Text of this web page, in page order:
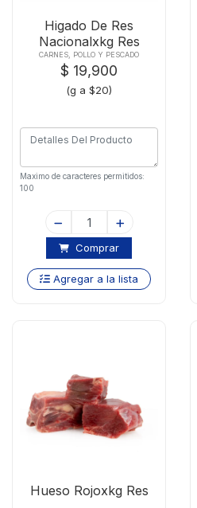
Higado De Res
Nacionalxkg Res
CARNES, POLLO Y PESCADO
$ 19,900
(g a $20)
Maximo de caracteres permitidos:
100
Comprar
Agregar a la lista
Hueso Rojoxkg Res